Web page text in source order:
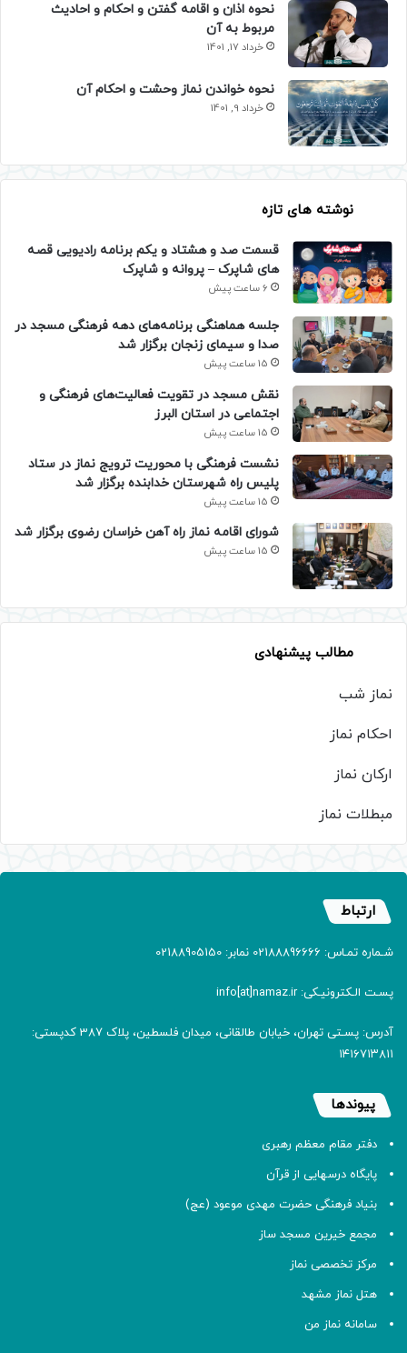
نحوه اذان و اقامه گفتن و احکام و احادیث
مربوط به آن
خرداد 17, 1401
نحوه خواندن نماز وحشت و احکام آن
خرداد 9, 1401
نوشته های تازه
قسمت صد و هشتاد و یکم برنامه رادیویی قصه
های شاپرک – پروانه و شاپرک
6 ساعت پیش
جلسه هماهنگی برنامه‌های دهه فرهنگی مسجد در
صدا و سیمای زنجان برگزار شد
15 ساعت پیش
نقش مسجد در تقویت فعالیت‌های فرهنگی و
اجتماعی در استان البرز
15 ساعت پیش
نشست فرهنگی با محوریت ترویج نماز در ستاد
پلیس راه شهرستان خدابنده برگزار شد
15 ساعت پیش
شورای اقامه نماز راه آهن خراسان رضوی برگزار شد
15 ساعت پیش
مطالب پیشنهادی
نماز شب
احکام نماز
ارکان نماز
مبطلات نماز
ارتباط
شـماره تمـاس: 02188896666 نمابر: 02188905150
پسـت الـکترونیـکی: info[at]namaz.ir
آدرس: پسـتی تهران، خیابان طالقانی، میدان فلسطین، پلاک 387 کدپستی:
۱۴۱۶۷۱۳۸۱۱
پیوندها
دفتر مقام معظم رهبری
پایگاه درسهایی از قرآن
بنیاد فرهنگی حضرت مهدی موعود (عج)
مجمع خیرین مسجد ساز
مرکز تخصصی نماز
هتل نماز مشهد
سامانه نماز من